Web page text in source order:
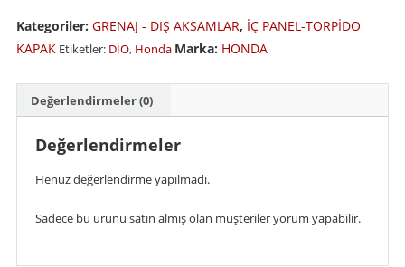
Torpido
Üst
Parça
Kategoriler: GRENAJ - DIŞ AKSAMLAR, İÇ PANEL-TORPİDO
KAPAK Etiketler: DİO, Honda Marka: HONDA
Değerlendirmeler (0)
Değerlendirmeler
Henüz değerlendirme yapılmadı.
Sadece bu ürünü satın almış olan müşteriler yorum yapabilir.